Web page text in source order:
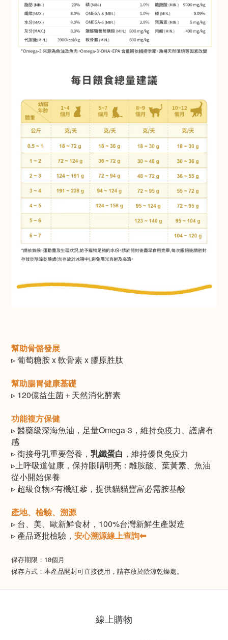
幫助骨骼發展
▹ 葡萄糖胺 x 軟骨素 x 膠原胜肽
幫助腸胃健康基礎
▹ 120億益生菌＋天然消化酵素
功能複方保健​
▹ 醫藥級深海魚油，足量Omega-3，維持免疫力、護膚有
感
▹ 銜接母乳重要營養， 乳鐵蛋白 ，維持優良免疫力
​▹上呼吸道健康，保持眼睛明亮：離胺酸、葉黃素、魚油
從小開始保養
▹ 超級食物⚡️有機紅藜，提供貓貓豐富必需胺基酸
產地、檢驗、溯源​
▹ 台、美、歐新鮮食材，100%台灣新鮮生產製造
▹ 產品逐批檢驗， 安心溯源線上查詢⬅
保存期限：18個月
保存方式：本產品開封可直接使用，請存放於陰涼乾燥處。
線上購物